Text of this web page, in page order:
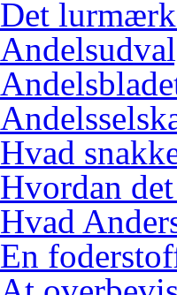
Det
Hvad
Hvordan
Hvad
En